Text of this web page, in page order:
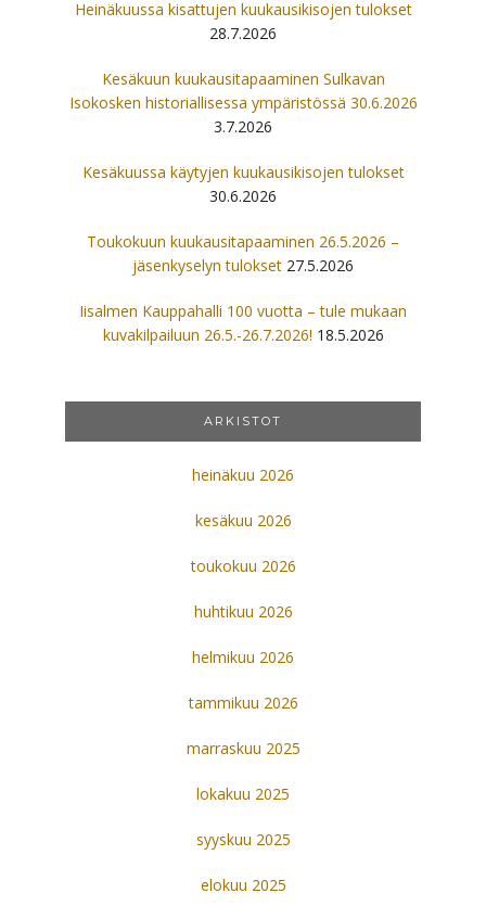
Heinäkuussa kisattujen kuukausikisojen tulokset
28.7.2026
Kesäkuun kuukausitapaaminen Sulkavan
Isokosken historiallisessa ympäristössä 30.6.2026
3.7.2026
Kesäkuussa käytyjen kuukausikisojen tulokset
30.6.2026
Toukokuun kuukausitapaaminen 26.5.2026 –
jäsenkyselyn tulokset 27.5.2026
Iisalmen Kauppahalli 100 vuotta – tule mukaan
kuvakilpailuun 26.5.-26.7.2026! 18.5.2026
ARKISTOT
heinäkuu 2026
kesäkuu 2026
toukokuu 2026
huhtikuu 2026
helmikuu 2026
tammikuu 2026
marraskuu 2025
lokakuu 2025
syyskuu 2025
elokuu 2025